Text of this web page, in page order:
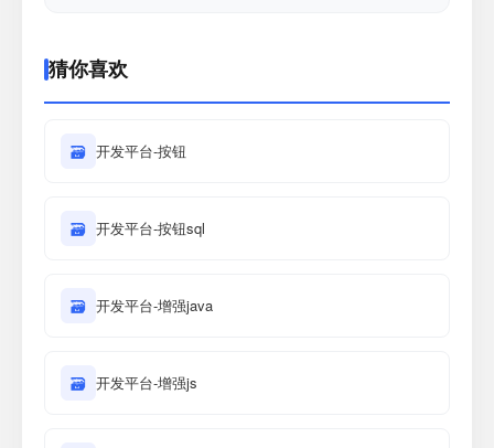
猜你喜欢
🗃 开发平台-按钮
🗃 开发平台-按钮sql
🗃 开发平台-增强java
🗃 开发平台-增强js